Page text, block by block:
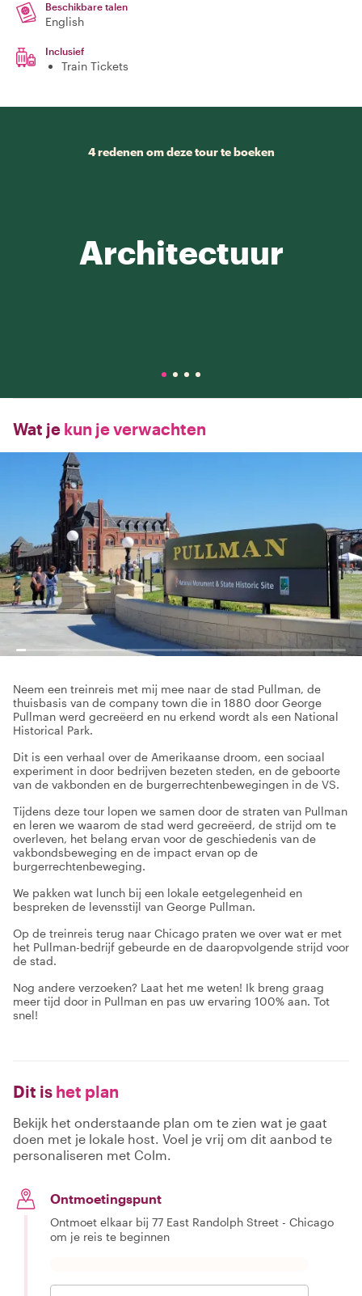
Beschikbare talen
English
Inclusief
Train Tickets
4 redenen om deze tour te boeken
Architectuur
Wat je kun je verwachten
Neem een treinreis met mij mee naar de stad Pullman, de
thuisbasis van de company town die in 1880 door George
Pullman werd gecreëerd en nu erkend wordt als een National
Historical Park.
Dit is een verhaal over de Amerikaanse droom, een sociaal
experiment in door bedrijven bezeten steden, en de geboorte
van de vakbonden en de burgerrechtenbewegingen in de VS.
Tijdens deze tour lopen we samen door de straten van Pullman
en leren we waarom de stad werd gecreëerd, de strijd om te
overleven, het belang ervan voor de geschiedenis van de
vakbondsbeweging en de impact ervan op de
burgerrechtenbeweging.
We pakken wat lunch bij een lokale eetgelegenheid en
bespreken de levensstijl van George Pullman.
Op de treinreis terug naar Chicago praten we over wat er met
het Pullman-bedrijf gebeurde en de daaropvolgende strijd voor
de stad.
Nog andere verzoeken? Laat het me weten! Ik breng graag
meer tijd door in Pullman en pas uw ervaring 100% aan. Tot
snel!
Dit is het plan
Bekijk het onderstaande plan om te zien wat je gaat
doen met je lokale host. Voel je vrij om dit aanbod te
personaliseren met Colm.
Ontmoetingspunt
Ontmoet elkaar bij 77 East Randolph Street - Chicago
om je reis te beginnen